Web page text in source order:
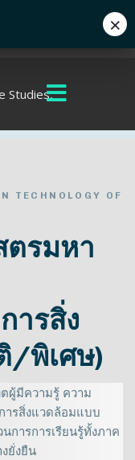
TECHNOLOGY OF
ตรมหา
ารสิ่ง
/พิเศษ)
ผู้มีความรู้ ความ
ารสิ่งแวดล้อมแบบ
การการเรียนรู้ทั้งภาค
ยั่งยืน
×